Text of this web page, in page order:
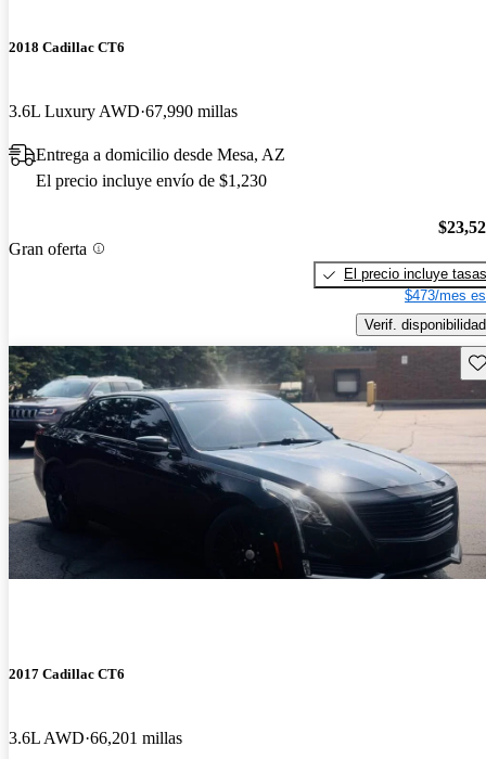
2018 Cadillac CT6
3.6L Luxury AWD 67,990 millas
Entrega a domicilio desde Mesa, AZ
El precio incluye envío de $1,230
Gran oferta
El precio incluye tasas
$473/mes
Verif. disponibilidad
2017 Cadillac CT6
3.6L AWD 66,201 millas